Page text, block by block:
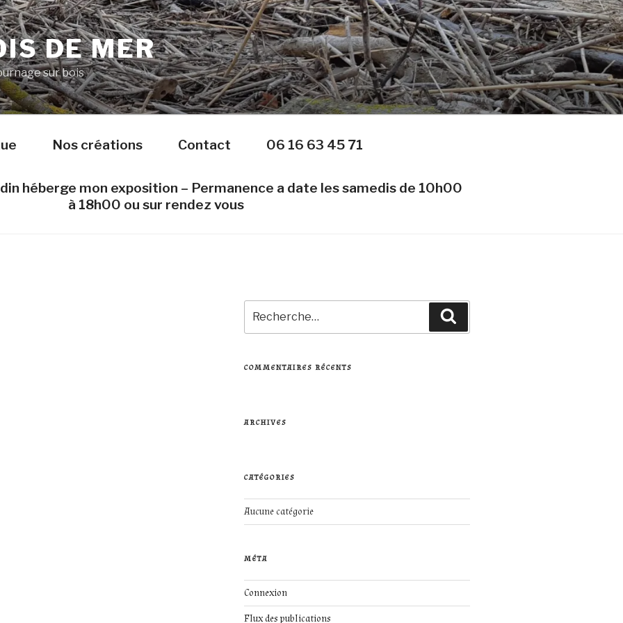
DE MER
sur bois
Nos créations Contact 06 16 63 45 71
héberge mon exposition – Permanence a date les samedis de 10h00
à 18h00 ou sur rendez vous
pour
:
COMMENTAIRES RÉCENTS
ARCHIVES
CATÉGORIES
Aucune catégorie
MÉTA
Connexion
Flux des publications